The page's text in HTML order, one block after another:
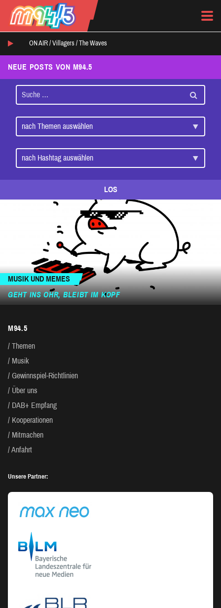
ON AIR / Villagers / The Waves
NEUE POSTS VON M94.5
LOS
MUSIK UND MEMES
GEHT INS OHR, BLEIBT IM KOPF
M94.5
Themen
Musik
Gewinnspiel-Richtlinien
Über uns
DAB+ Empfang
Kooperationen
Mitmachen
Anfahrt
Unsere Partner: